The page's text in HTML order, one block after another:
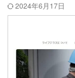
2024年6月17日